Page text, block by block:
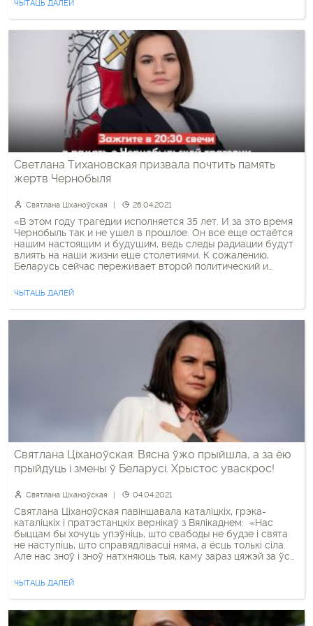
адстаўкі. Ціханоўская: «Мяне, як […]
ЧЫТАЦЬ ДАЛЕЙ
Светлана Тихановская призвала почтить память
жертв Чернобыля
Святлана Ціханоўская 26.04.2021
«В этом году трагедии исполняется 35 лет. И за это время
Чернобыль так и не ушел в прошлое. Он все еще остаётся
нашим настоящим и будущим, ведь следы радиации будут
влиять на наши жизни еще столетиями. К сожалению,
Беларусь сейчас переживает второй политический и
продемонстрировало, что человеческие жизни для […]
ЧЫТАЦЬ ДАЛЕЙ
Святлана Ціханоўская: Вясна ўжо прыйшла, а за ёю
прыйдуць і змены ў Беларусі. Хрыстос уваскрос!
Святлана Ціханоўская 04.04.2021
Святлана Ціханоўская павіншавала каталіцкіх, грэка-
каталіцкіх і пратэстанцкіх вернікаў з Вялікаднем: «Нас
быццам бы хочуць упэўніць, што свабоды не будзе і свята
не наступіць, што справядлівасці няма, а ёсць толькі сіла.
Але нас зноў і зноў натхняюць тыя, каму зараз цяжэй за ўсё
Мікола […]
ЧЫТАЦЬ ДАЛЕЙ